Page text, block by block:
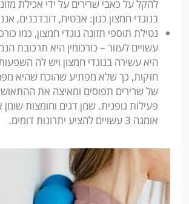
להקל על כאבי שרירים על ידי אכילת
בנוגדי חמצון כגון: אבטיח, דובדבנים,
נטילת תוספי תזונה נוגדי חמצון, כמו
עשויים לעזור – כורכומין היא תרכובת
היא עשירה בנוגדי חמצון ויש לה
חזקות, כך שלא מפתיע שהוכח שהיא
של שרירים תפוסים ומאיצה את
פעילות גופנית. שמן דגים וחומצות
אומגה 3 עשויים להציע יתרונות דומים.